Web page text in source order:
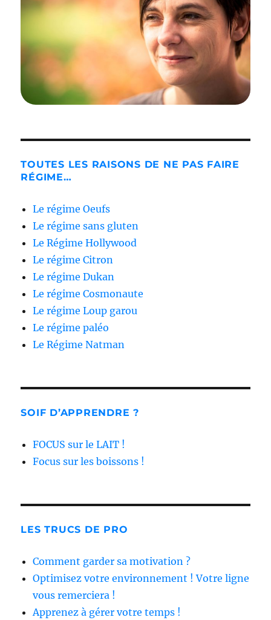
TOUTES LES RAISONS DE NE PAS FAIRE
RÉGIME…
Le régime Oeufs
Le régime sans gluten
Le Régime Hollywood
Le régime Citron
Le régime Dukan
Le régime Cosmonaute
Le régime Loup garou
Le régime paléo
Le Régime Natman
SOIF D’APPRENDRE ?
FOCUS sur le LAIT !
Focus sur les boissons !
LES TRUCS DE PRO
Comment garder sa motivation ?
Optimisez votre environnement ! Votre ligne
vous remerciera !
Apprenez à gérer votre temps !